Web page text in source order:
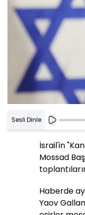
Sesli Dinle
İsrail'in
Mossad
Haberde
Yaov